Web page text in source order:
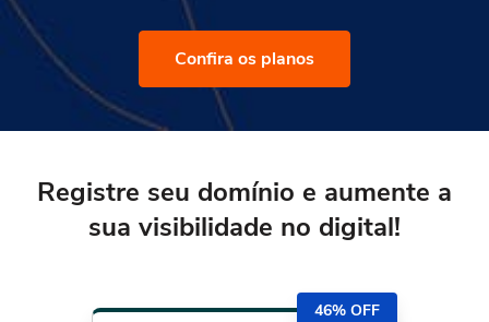
Confira os planos
Registre seu domínio e aumente a
sua visibilidade no digital!
46% OFF